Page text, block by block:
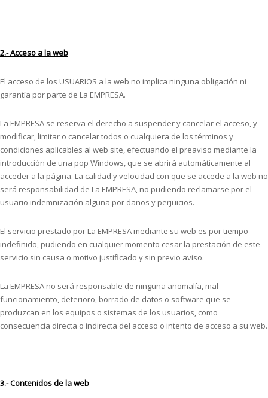
2.- Acceso a la web
El acceso de los USUARIOS a la web no implica ninguna obligación ni
garantía por parte de La EMPRESA.
La EMPRESA se reserva el derecho a suspender y cancelar el acceso, y
modificar, limitar o cancelar todos o cualquiera de los términos y
condiciones aplicables al web site, efectuando el preaviso mediante la
introducción de una pop Windows, que se abrirá automáticamente al
acceder a la página. La calidad y velocidad con que se accede a la web no
será responsabilidad de La EMPRESA, no pudiendo reclamarse por el
usuario indemnización alguna por daños y perjuicios.
El servicio prestado por La EMPRESA mediante su web es por tiempo
indefinido, pudiendo en cualquier momento cesar la prestación de este
servicio sin causa o motivo justificado y sin previo aviso.
La EMPRESA no será responsable de ninguna anomalía, mal
funcionamiento, deterioro, borrado de datos o software que se
produzcan en los equipos o sistemas de los usuarios, como
consecuencia directa o indirecta del acceso o intento de acceso a su web.
3.- Contenidos de la web